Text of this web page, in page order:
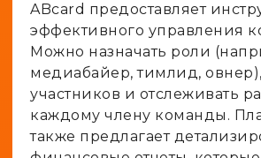
ABcard предоставляет
эффективного управления
Можно назначать роли
медиабайер, тимлид,
участников и отслеживать
каждому члену команды.
также предлагает